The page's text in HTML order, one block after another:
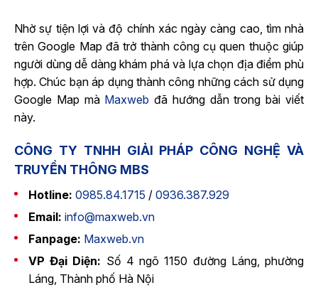
Nhờ sự tiện lợi và độ chính xác ngày càng cao, tìm nhà
trên Google Map đã trở thành công cụ quen thuộc giúp
người dùng dễ dàng khám phá và lựa chọn địa điểm phù
hợp. Chúc bạn áp dụng thành công những cách sử dụng
Google Map mà Maxweb đã hướng dẫn trong bài viết
này.
CÔNG TY TNHH GIẢI PHÁP CÔNG NGHỆ VÀ
TRUYỀN THÔNG MBS
Hotline: 0985.84.1715 / 0936.387.929
Email: info@maxweb.vn
Fanpage: Maxweb.vn
VP Đại Diện: Số 4 ngõ 1150 đường Láng, phường
Láng, Thành phố Hà Nội